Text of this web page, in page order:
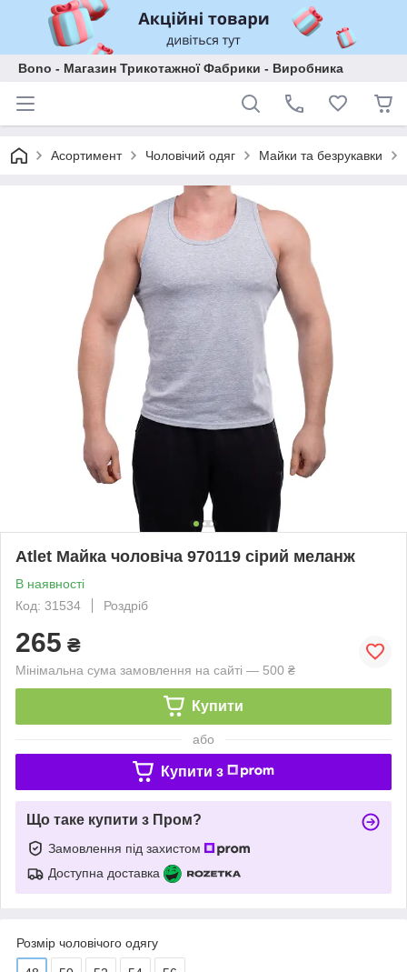
Bono - Магазин Трикотажної Фабрики - Виробника
Асортимент Чоловічий одяг Майки та безрукавки
Atlet Майка чоловіча 970119 сірий меланж
В наявності
Код: 31534
Роздріб
265 ₴
Мінімальна сума замовлення на сайті — 500 ₴
Купити
або
Купити з
Що таке купити з Пром?
Замовлення під захистом
Доступна доставка
Розмір чоловічого одягу